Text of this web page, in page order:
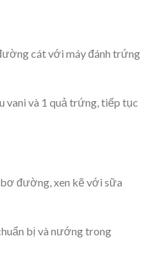
cát với máy đánh trứng
vani và 1 quả trứng, tiếp tục
đường, xen kẽ với sữa
bị và nướng trong